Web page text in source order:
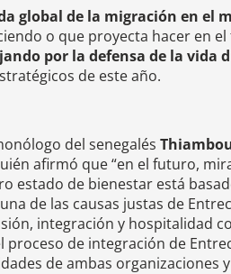
global de la migración en el
o que proyecta hacer en
por la defensa de la vida
de este año.
del senegalés
afirmó que “en el futuro,
estado de bienestar está
de las causas justas de
integración y hospitalidad
de integración de
de ambas organizaciones